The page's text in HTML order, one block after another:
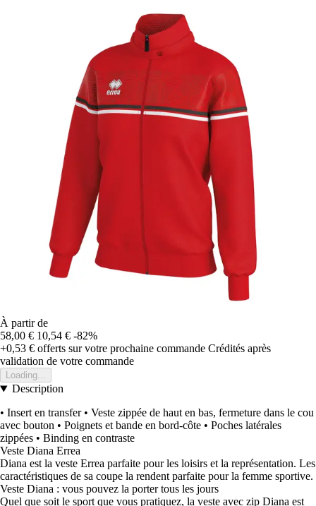
À partir de
58,00 € 10,54 € -82%
+0,53 € offerts sur votre prochaine commande Crédités après
validation de votre commande
Loading...
Description
• Insert en transfer • Veste zippée de haut en bas, fermeture dans le cou
avec bouton • Poignets et bande en bord-côte • Poches latérales
zippées • Binding en contraste
Veste Diana Errea
Diana est la veste Errea parfaite pour les loisirs et la représentation. Les
caractéristiques de sa coupe la rendent parfaite pour la femme sportive.
Veste Diana : vous pouvez la porter tous les jours
Quel que soit le sport que vous pratiquez, la veste avec zip Diana est